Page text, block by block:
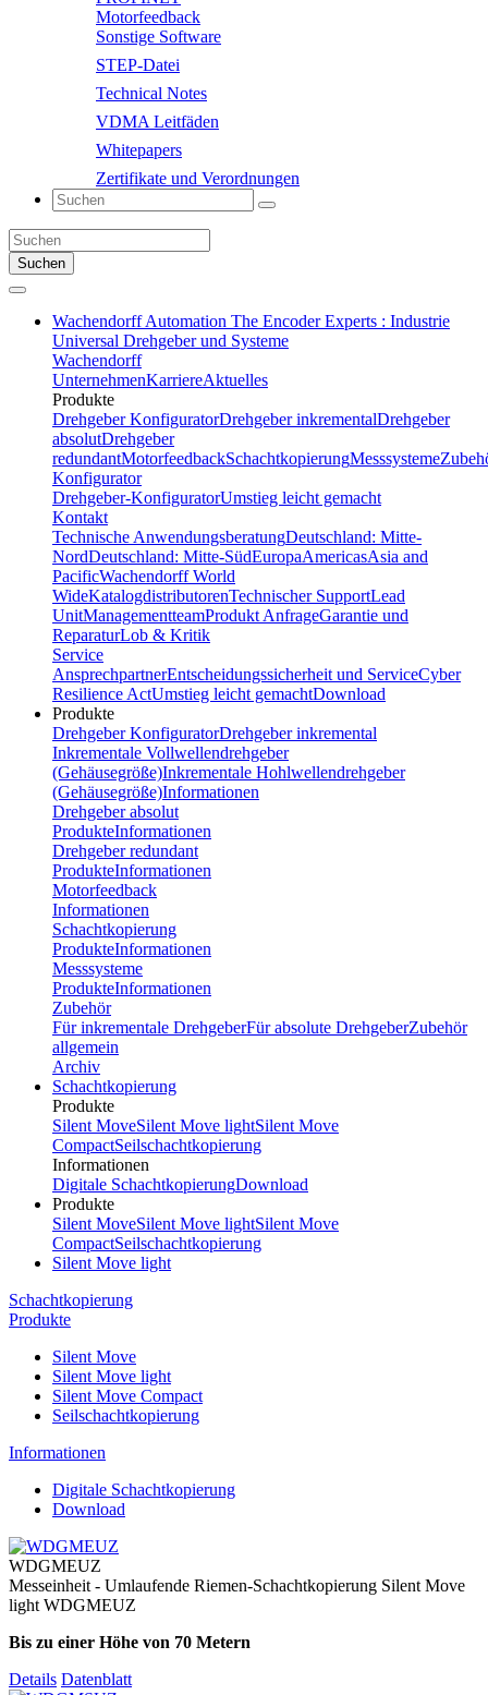
Motorfeedback
Sonstige Software
STEP-Datei
Technical Notes
VDMA Leitfäden
Whitepapers
Zertifikate und Verordnungen
Suchen
Wachendorff Automation The Encoder Experts : Industrie
Universal Drehgeber und Systeme
Wachendorff
UnternehmenKarriereAktuelles
Produkte
Drehgeber KonfiguratorDrehgeber inkrementalDrehgeber
absolutDrehgeber
redundantMotorfeedbackSchachtkopierungMesssysteme
Konfigurator
Drehgeber-KonfiguratorUmstieg leicht gemacht
Kontakt
Technische AnwendungsberatungDeutschland: Mitte-
NordDeutschland: Mitte-SüdEuropaAmericasAsia and
PacificWachendorff World
WideKatalogdistributorenTechnischer SupportLead
UnitManagementteamProdukt AnfrageGarantie und
ReparaturLob & Kritik
Service
AnsprechpartnerEntscheidungssicherheit und ServiceCyber
Resilience ActUmstieg leicht gemachtDownload
Produkte
Drehgeber KonfiguratorDrehgeber inkremental
Inkrementale Vollwellendrehgeber
(Gehäusegröße)Inkrementale Hohlwellendrehgeber
(Gehäusegröße)Informationen
Drehgeber absolut
ProdukteInformationen
Drehgeber redundant
ProdukteInformationen
Motorfeedback
Informationen
Schachtkopierung
ProdukteInformationen
Messsysteme
ProdukteInformationen
Zubehör
Für inkrementale DrehgeberFür absolute DrehgeberZubehör
allgemein
Archiv
Schachtkopierung
Produkte
Silent MoveSilent Move lightSilent Move
CompactSeilschachtkopierung
Informationen
Digitale SchachtkopierungDownload
Produkte
Silent MoveSilent Move lightSilent Move
CompactSeilschachtkopierung
Silent Move light
Schachtkopierung
Produkte
Silent Move
Silent Move light
Silent Move Compact
Seilschachtkopierung
Informationen
Digitale Schachtkopierung
Download
WDGMEUZ
Messeinheit - Umlaufende Riemen-Schachtkopierung Silent Move
light WDGMEUZ
Bis zu einer Höhe von 70 Metern
Details Datenblatt